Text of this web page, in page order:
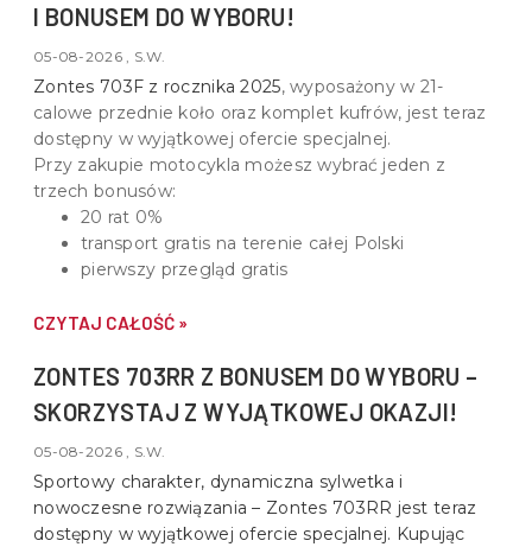
I BONUSEM DO WYBORU!
05-08-2026 , S.W.
Zontes 703F z rocznika 2025, wyposażony w 21-
calowe przednie koło oraz komplet kufrów, jest teraz
dostępny w wyjątkowej ofercie specjalnej.
Przy zakupie motocykla możesz wybrać jeden z
trzech bonusów:
20 rat 0%
transport gratis na terenie całej Polski
pierwszy przegląd gratis
CZYTAJ CAŁOŚĆ »
ZONTES 703RR Z BONUSEM DO WYBORU –
SKORZYSTAJ Z WYJĄTKOWEJ OKAZJI!
05-08-2026 , S.W.
Sportowy charakter, dynamiczna sylwetka i
nowoczesne rozwiązania – Zontes 703RR jest teraz
dostępny w wyjątkowej ofercie specjalnej. Kupując